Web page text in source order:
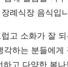
례식장 음식입
럽고 소화가 잘
각하는 분들에
하고 다양한 봄